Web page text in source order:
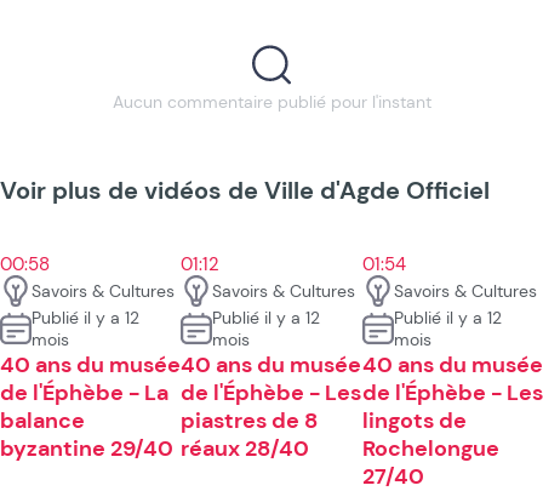
Aucun commentaire publié pour l'instant
Voir plus de vidéos de Ville d'Agde Officiel
00:58
Savoirs & Cultures
Publié il y a 12
mois
40 ans du musée
de l'Éphèbe - La
balance
byzantine 29/40
01:12
Savoirs & Cultures
Publié il y a 12
mois
40 ans du musée
de l'Éphèbe - Les
piastres de 8
réaux 28/40
01:54
Savoirs & Cultures
Publié il y a 12
mois
40 ans du musée
de l'Éphèbe - Les
lingots de
Rochelongue
27/40